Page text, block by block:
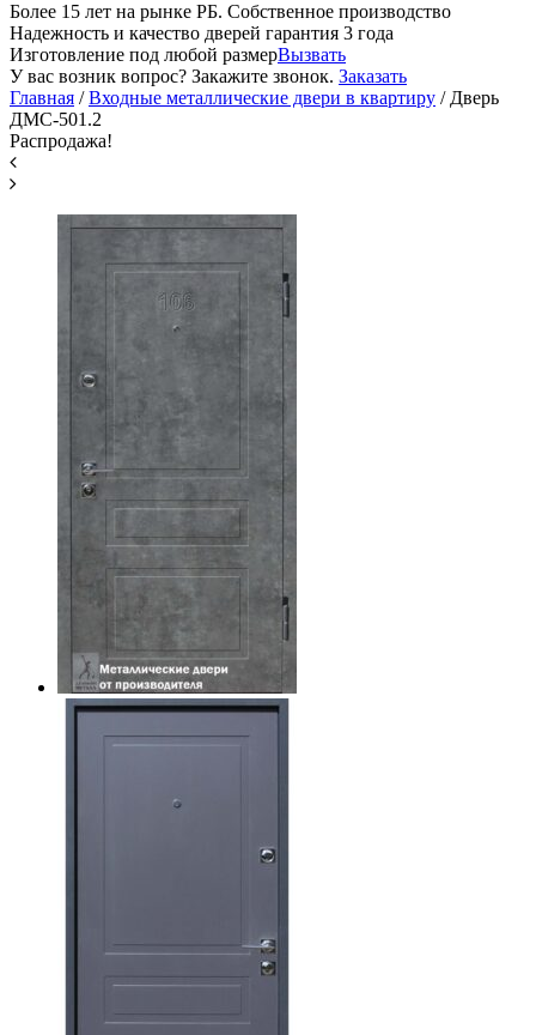
Более 15 лет на рынке РБ. Cобственное производство
Надежность и качество дверей гарантия 3 года
Изготовление под любой размерВызвать
У вас возник вопрос? Закажите звонок. Заказать
Главная /Входные металлические двери в квартиру / Дверь
ДМС-501.2
Распродажа!